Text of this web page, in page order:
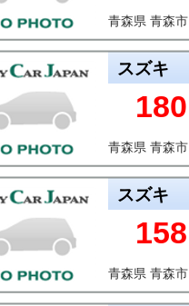
青森県 青森市
スズキ
180
青森県 青森市
スズキ
158
青森県 青森市